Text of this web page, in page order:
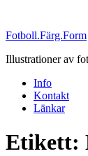
Fotboll.Färg.Form
Illustrationer av
Info
Kontakt
Länkar
Etikett: